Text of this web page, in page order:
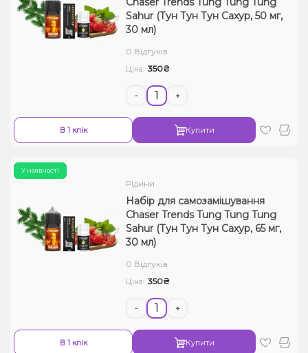
Рідини для електронних сигарет
Подарункові набори
Sahur (Тун Тун Тун Сахур, 50 мг,
30 мл)
0 Відгуків
Ціна: 350₴
- +
В 1 клік Купити
У наявності
Рідини
Набір для самозамішування
Chaser Trends Tung Tung Tung
Sahur (Тун Тун Тун Сахур, 65 мг,
30 мл)
0 Відгуків
Ціна: 350₴
- +
В 1 клік Купити